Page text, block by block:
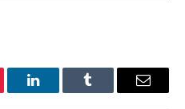
LinkedInTumblr Email